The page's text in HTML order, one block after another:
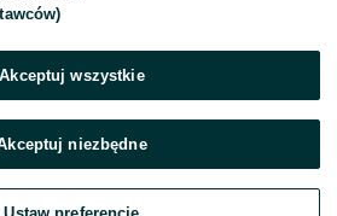
Akceptuj wszystkie
niezbędne